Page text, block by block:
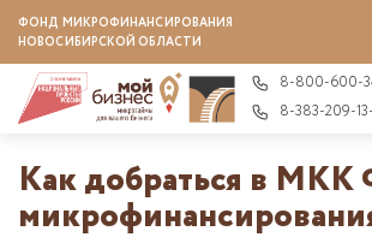
ФОНД МИКРОФИНАНСИРОВАНИЯ
НОВОСИБИРСКОЙ ОБЛАСТИ
8-800-600-
8-383-209-
Как добраться в МКК